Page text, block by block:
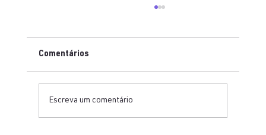
Comentários
Escreva um comentário